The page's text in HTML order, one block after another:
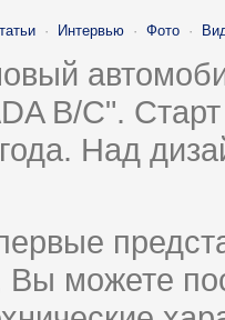
· Интервью · Фото ·
B/C".
Над
Вы можете